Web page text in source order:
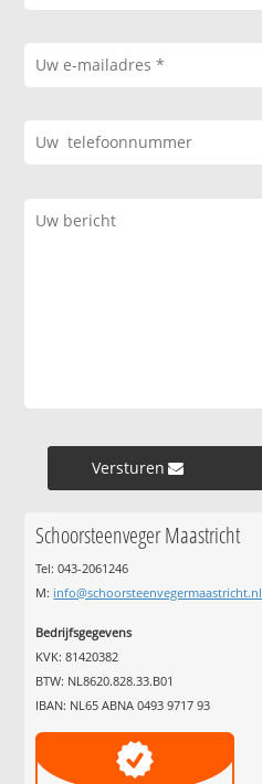
Versturen »
Schoorsteenveger Maastricht
Tel: 043-2061246
M: info@schoorsteenvegermaastricht.nl
Bedrijfsgegevens
KVK: 81420382
BTW: NL8620.828.33.B01
IBAN: NL65 ABNA 0493 9717 93